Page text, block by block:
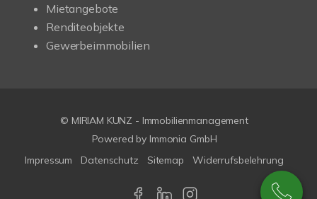
Mietangebote
Renditeobjekte
Gewerbeimmobilien
© MIRIAM KUNZ - Immobilienmanagement
Powered by Immonia GmbH
Impressum
Datenschutz Sitemap Widerrufsbelehrung